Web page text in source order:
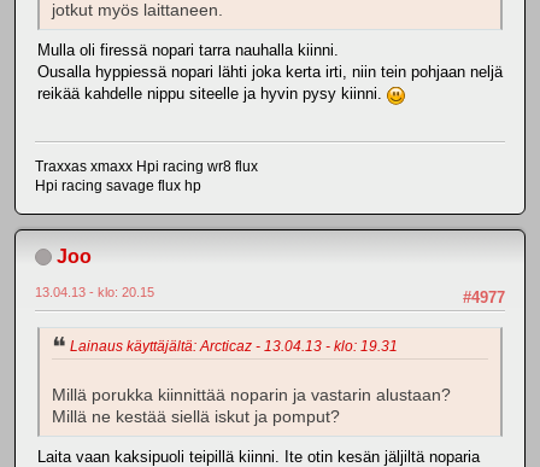
jotkut myös laittaneen.
Mulla oli firessä nopari tarra nauhalla kiinni.
Ousalla hyppiessä nopari lähti joka kerta irti, niin tein pohjaan neljä
reikää kahdelle nippu siteelle ja hyvin pysy kiinni.
Traxxas xmaxx Hpi racing wr8 flux
Hpi racing savage flux hp
Joo
#4977
13.04.13 - klo: 20.15
Lainaus käyttäjältä: Arcticaz - 13.04.13 - klo: 19.31
Millä porukka kiinnittää noparin ja vastarin alustaan?
Millä ne kestää siellä iskut ja pomput?
Laita vaan kaksipuoli teipillä kiinni. Ite otin kesän jäljiltä noparia